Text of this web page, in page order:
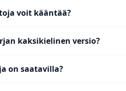
voit kääntää?
kaksikielinen versio?
on saatavilla?